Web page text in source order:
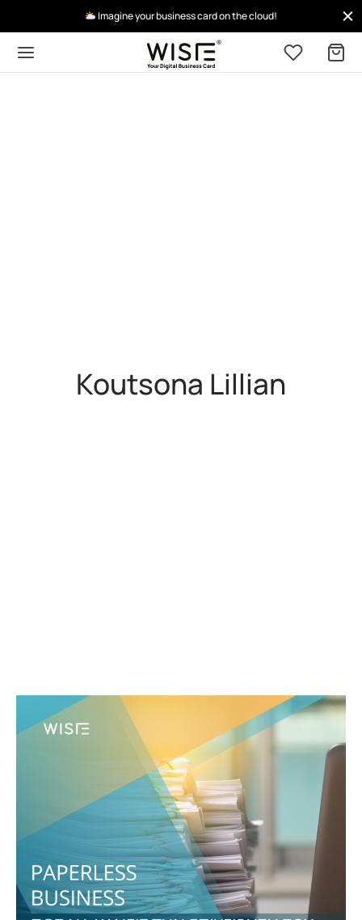
Imagine your business card on the cloud!
Koutsona Lillian